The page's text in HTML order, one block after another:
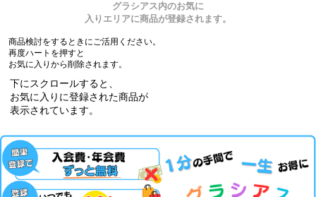
グラシアス内のお気に
入りエリアに商品が登録されます。
商品検討をするときにご活用ください。
再度ハートを押すと
お気に入りから削除されます。
下にスクロールすると、
お気に入りに登録された商品が
表示されています。